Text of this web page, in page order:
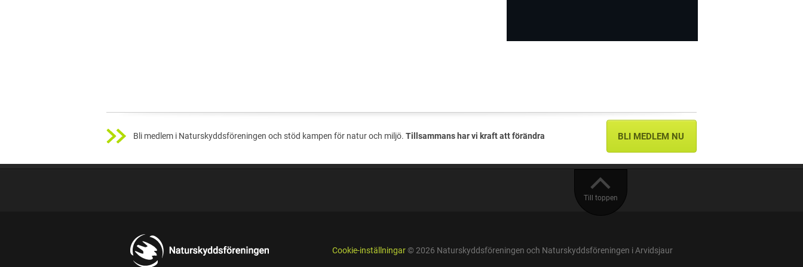
Bli medlem i Naturskyddsföreningen och stöd kampen för natur och miljö. Tillsammans har vi kraft att förändra BLI MEDLEM NU
Till toppen
Cookie-inställningar© 2026 Naturskyddsföreningen och Naturskyddsföreningen i Arvidsjaur